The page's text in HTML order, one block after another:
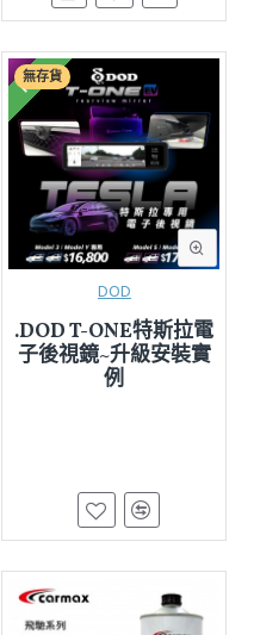
FREE
無存貨
DOD
.DOD T-ONE特斯拉電
子後視鏡~升級安裝實
例